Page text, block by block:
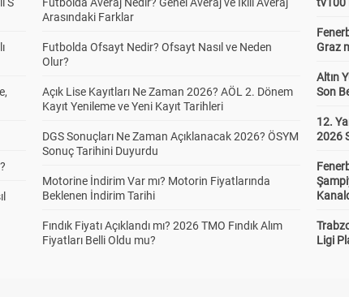
Arasındaki Farklar
Futbolda Ofsayt Nedir? Ofsayt Nasıl ve Neden
Olur?
Açık Lise Kayıtları Ne Zaman 2026? AÖL 2. Dönem
Kayıt Yenileme ve Yeni Kayıt Tarihleri
DGS Sonuçları Ne Zaman Açıklanacak 2026? ÖSYM
Sonuç Tarihini Duyurdu
Motorine İndirim Var mı? Motorin Fiyatlarında
Beklenen İndirim Tarihi
Fındık Fiyatı Açıklandı mı? 2026 TMO Fındık Alım
Fiyatları Belli Oldu mu?
Graz
Altın
Son
12.
2026
Ligi